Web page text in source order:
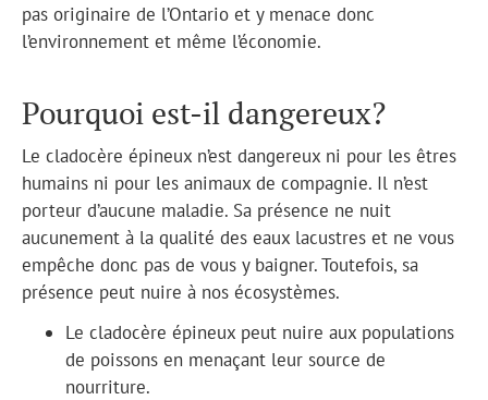
pas originaire de l’Ontario et y menace donc
l’environnement et même l’économie.
Pourquoi est-il dangereux?
Le cladocère épineux n’est dangereux ni pour les êtres
humains ni pour les animaux de compagnie. Il n’est
porteur d’aucune maladie. Sa présence ne nuit
aucunement à la qualité des eaux lacustres et ne vous
empêche donc pas de vous y baigner. Toutefois, sa
présence peut nuire à nos écosystèmes.
Le cladocère épineux peut nuire aux populations
de poissons en menaçant leur source de
nourriture.